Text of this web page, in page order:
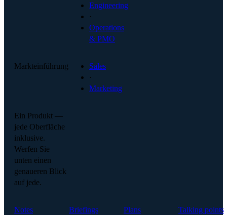
Engineering
·
Operations
& PMO
Markteinführung
Sales
·
Marketing
Ein Produkt —
jede Oberfläche
inklusive.
Werfen Sie
unten einen
genaueren Blick
auf jede.
Notes Briefings Plans Talking points